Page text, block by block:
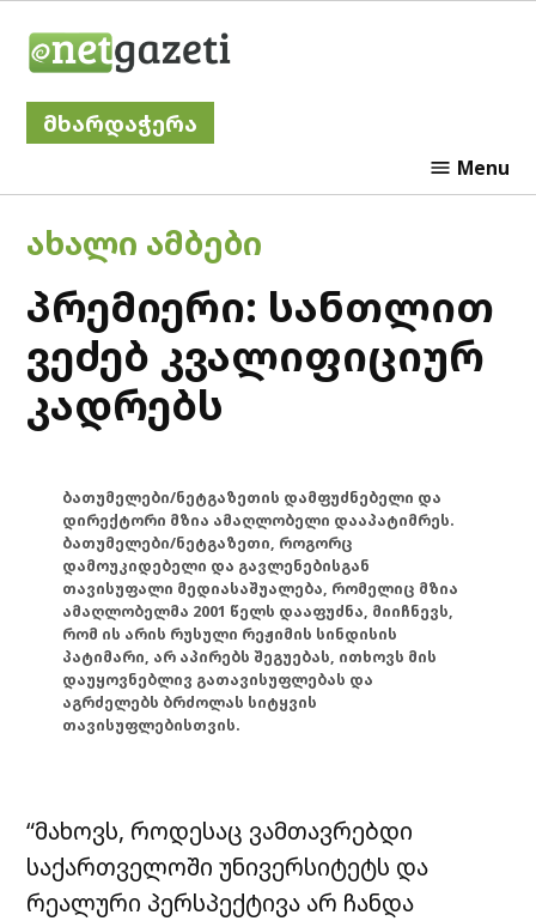
მხარდაჭერა
Menu
POSTED
IN
ᲐᲮᲐᲚᲘ ᲐᲛᲑᲔᲑᲘ
პრემიერი: სანთლით
ვეძებ კვალიფიციურ
კადრებს
ბათუმელები/ნეტგაზეთის დამფუძნებელი და
დირექტორი მზია ამაღლობელი დააპატიმრეს.
ბათუმელები/ნეტგაზეთი, როგორც
დამოუკიდებელი და გავლენებისგან
თავისუფალი მედიასაშუალება, რომელიც მზია
ამაღლობელმა 2001 წელს დააფუძნა, მიიჩნევს,
რომ ის არის რუსული რეჟიმის სინდისის
პატიმარი, არ აპირებს შეგუებას, ითხოვს მის
დაუყოვნებლივ გათავისუფლებას და
აგრძელებს ბრძოლას სიტყვის
თავისუფლებისთვის.
“მახოვს, როდესაც ვამთავრებდი
საქართველოში უნივერსიტეტს და
რეალური პერსპექტივა არ ჩანდა